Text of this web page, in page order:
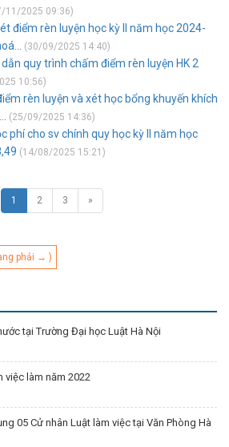
11/2025 09:36)
điểm rèn luyện học kỳ II năm học 2024-
(30/09/2025 14:40)
quy trình chấm điểm rèn luyện HK 2
10:56)
rèn luyện và xét học bổng khuyến khích
(25/09/2025 14:36)
phí cho sv chính quy học kỳ II năm học
(14/08/2025 15:21)
1 2 3 »
phải → )
tại Trường Đại học Luật Hà Nội
việc làm năm 2022
05 Cử nhân Luật làm việc tại Văn Phòng Hà